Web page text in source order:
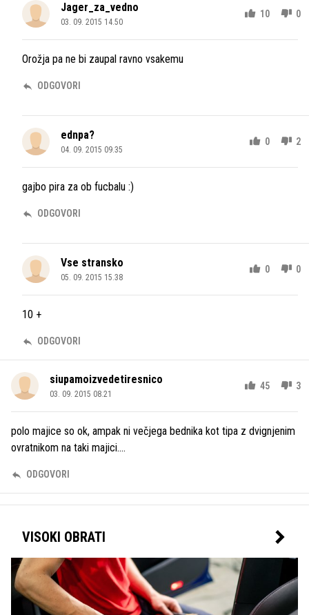
Jager_za_vedno
03. 09. 2015 14.50
10 0
Orožja pa ne bi zaupal ravno vsakemu
ODGOVORI
ednpa?
04. 09. 2015 09.35
0 2
gajbo pira za ob fucbalu :)
ODGOVORI
Vse stransko
05. 09. 2015 15.38
0 0
10 +
ODGOVORI
siupamoizvedetiresnico
03. 09. 2015 08.21
45 3
polo majice so ok, ampak ni večjega bednika kot tipa z dvignjenim
ovratnikom na taki majici....
ODGOVORI
VISOKI OBRATI